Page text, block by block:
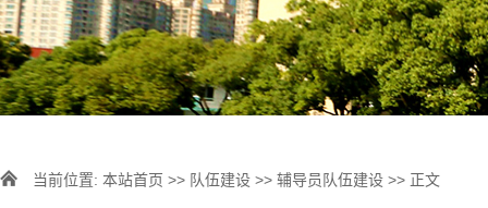
当前位置: 本站首页 >> 队伍建设 >> 辅导员队伍建设 >> 正文